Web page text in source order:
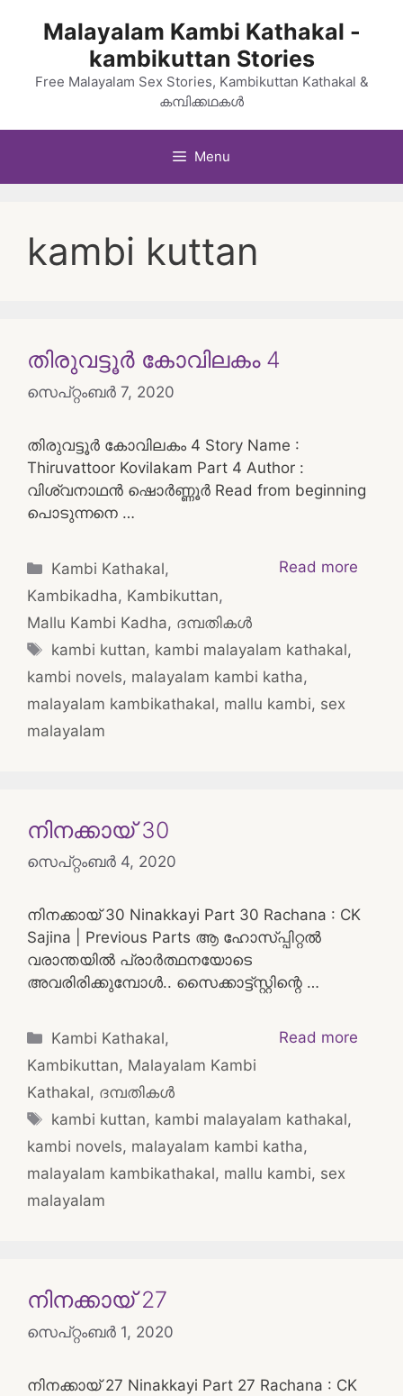
Malayalam Kambi Kathakal -
kambikuttan Stories
Free Malayalam Sex Stories, Kambikuttan Kathakal &
കമ്പിക്കഥകൾ
Menu
kambi kuttan
തിരുവട്ടൂർ കോവിലകം 4
സെപ്റ്റംബർ 7, 2020
തിരുവട്ടൂർ കോവിലകം 4 Story Name :
Thiruvattoor Kovilakam Part 4 Author :
വിശ്വനാഥൻ ഷൊർണ്ണൂർ Read from beginning
പൊടുന്നനെ …
Read more
Categories
Kambi Kathakal,
Kambikadha, Kambikuttan,
Mallu Kambi Kadha, ദമ്പതികള്‍
Tags
kambi kuttan, kambi malayalam kathakal,
kambi novels, malayalam kambi katha,
malayalam kambikathakal, mallu kambi, sex
malayalam
നിനക്കായ് 30
സെപ്റ്റംബർ 4, 2020
നിനക്കായ് 30 Ninakkayi Part 30 Rachana : CK
Sajina | Previous Parts ആ ഹോസ്പ്പിറ്റൽ
വരാന്തയിൽ പ്രാർത്ഥനയോടെ
അവരിരിക്കുമ്പോൾ.. സൈക്കാട്ട്സ്റ്റിന്റെ …
Read more
Categories
Kambi Kathakal,
Kambikuttan, Malayalam Kambi
Kathakal, ദമ്പതികള്‍
Tags
kambi kuttan, kambi malayalam kathakal,
kambi novels, malayalam kambi katha,
malayalam kambikathakal, mallu kambi, sex
malayalam
നിനക്കായ് 27
സെപ്റ്റംബർ 1, 2020
നിനക്കായ് 27 Ninakkayi Part 27 Rachana : CK